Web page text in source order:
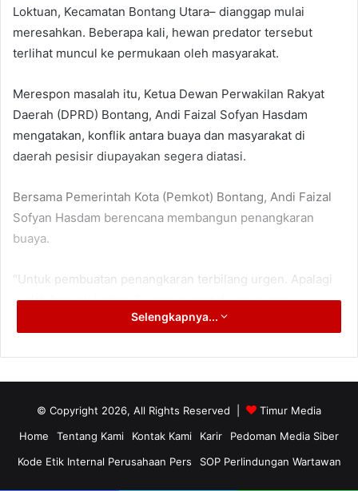
Loktuan, Kecamatan Bontang Utara– dianggap mulai
meresahkan. Beberapa kali, hewan predator tersebut
terlihat muncul ke permukaan oleh masyarakat.
Merespon masalah itu, Ketua Dewan Perwakilan Rakyat
Daerah (DPRD) Bontang, Andi Faizal Sofyan Hasdam
mengatakan, konflik antara buaya dan masyarakat di
daerah pesisir diupayakan segera diatasi.
Bersama Pemerintah Kota (Pemkot) Bontang, Andi Faizal
Sofyan Hasdam berencana membangun penangkaran
buaya.
“Untuk pembuatan penangkaran terbilang urgen. Apalagi
sudah banyak korban,” ujarnya, saat diwawancara.
konflik ini trjadi karna habitat asli buaya tergerus dan
hilang. Akibatnya, reptil berdarah dingin itu mencari habitat
baru yang tak jauh dari pemukiman masyarakat pesisir.
tegasnya.
Selengkapnya...
© Copyright 2026, All Rights Reserved |
Timur Media
Home
Tentang Kami Kontak Kami Karir
Pedoman Media Siber
Kode Etik Internal Perusahaan Pers
SOP Perlindungan Wartawan